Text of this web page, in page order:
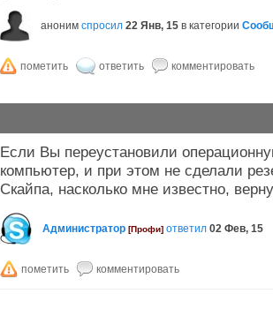
аноним спросил 22 Янв, 15 в категории
Если Вы переустановили
компьютер, и при этом не сделали
Скайпа, насколько мне известно,
Администратор [Профи] ответил 02 Фев, 15